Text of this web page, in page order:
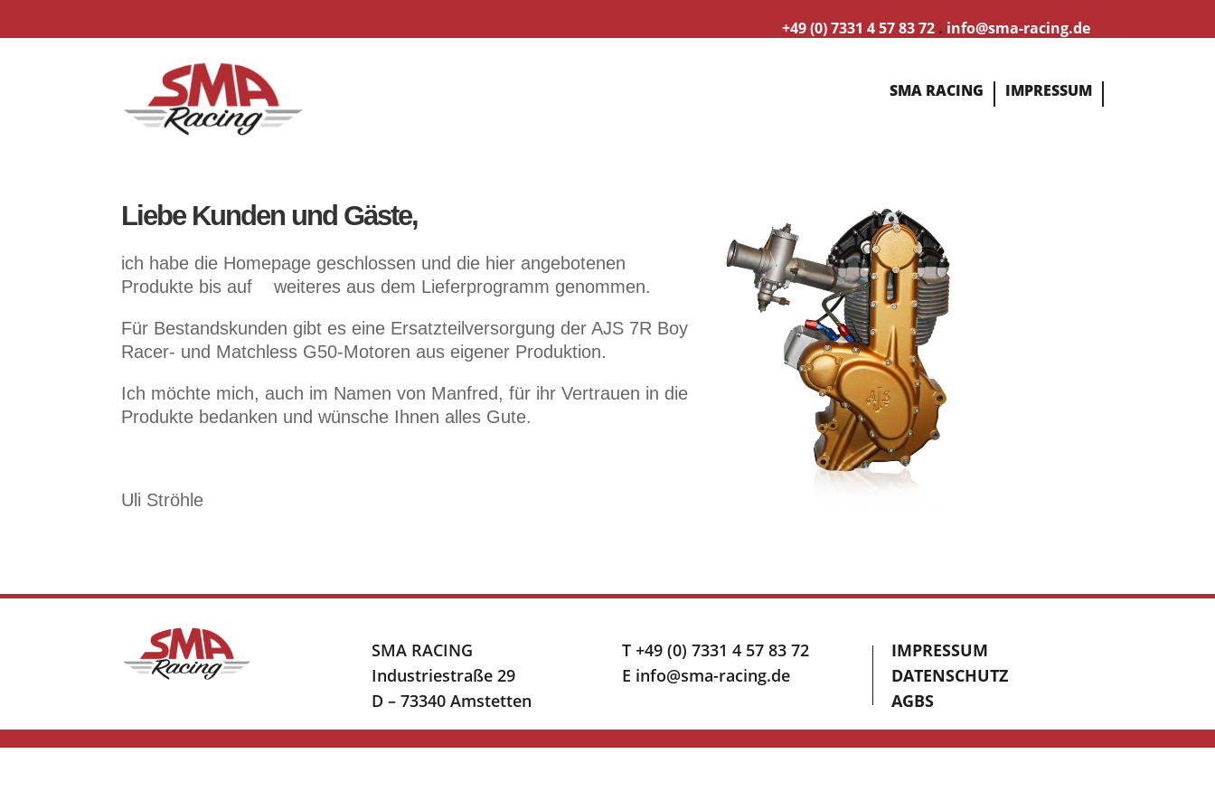
+49 (0) 7331 4 57 83 72. info@sma-racing.de
SMA RACING IMPRESSUM
Liebe Kunden und Gäste,
ich habe die Homepage geschlossen und die hier angebotenen
Produkte bis auf weiteres aus dem Lieferprogramm genommen.
Für Bestandskunden gibt es eine Ersatzteilversorgung der AJS 7R Boy
Racer- und Matchless G50-Motoren aus eigener Produktion.
Ich möchte mich, auch im Namen von Manfred, für ihr Vertrauen in die
Produkte bedanken und wünsche Ihnen alles Gute.
Uli Ströhle
SMA RACING
Industriestraße 29
D – 73340 Amstetten
T +49 (0) 7331 4 57 83 72
E info@sma-racing.de
IMPRESSUM
DATENSCHUTZ
AGBS